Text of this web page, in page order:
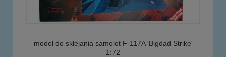
model do sklejania samolot F-117A 'Bigdad Strike'
1:72